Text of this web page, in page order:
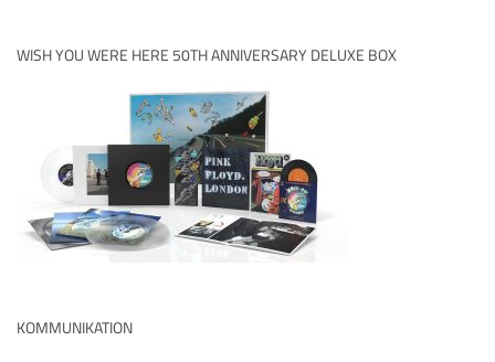
WISH YOU WERE HERE 50TH ANNIVERSARY DELUXE BOX
KOMMUNIKATION